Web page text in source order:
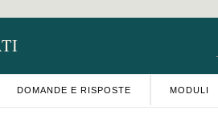
DOMANDE E RISPOSTE MODULI